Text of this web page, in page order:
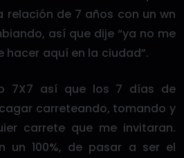
de 7 años con un wn
así que dije “ya no me
hacer aquí en la ciudad”.
7X7 así que los 7 días de
carreteando, tomando y
carrete que me invitaran.
un 100%, de pasar a ser el